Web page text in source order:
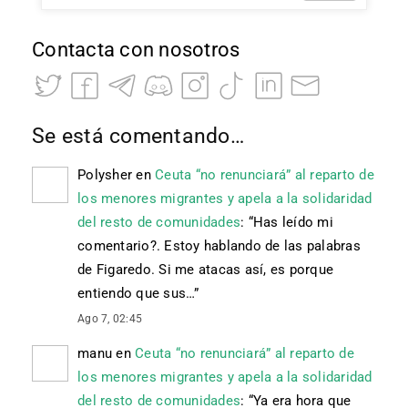
Contacta con nosotros
Se está comentando…
Polysher en Ceuta “no renunciará” al reparto de
los menores migrantes y apela a la solidaridad
del resto de comunidades: “Has leído mi
comentario?. Estoy hablando de las palabras
de Figaredo. Si me atacas así, es porque
entiendo que sus…”
Ago 7, 02:45
manu en Ceuta “no renunciará” al reparto de
los menores migrantes y apela a la solidaridad
del resto de comunidades: “Ya era hora que